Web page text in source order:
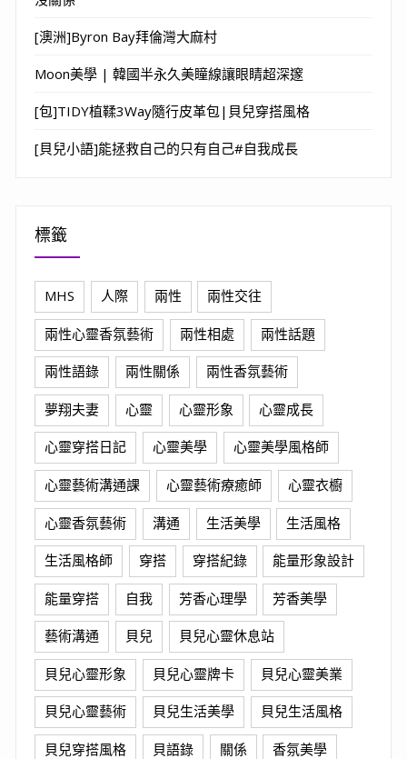
[澳洲]Byron Bay拜倫灣大麻村
Moon美學 | 韓國半永久美瞳線讓眼睛超深邃
[包]TIDY植鞣3Way隨行皮革包|貝兒穿搭風格
[貝兒小語]能拯救自己的只有自己#自我成長
標籤
MHS 人際 兩性 兩性交往
兩性心靈香氛藝術 兩性相處 兩性話題
兩性語錄 兩性關係 兩性香氛藝術
夢翔夫妻 心靈 心靈形象 心靈成長
心靈穿搭日記 心靈美學 心靈美學風格師
心靈藝術溝通課 心靈藝術療癒師 心靈衣櫥
心靈香氛藝術 溝通 生活美學 生活風格
生活風格師 穿搭 穿搭紀錄 能量形象設計
能量穿搭 自我 芳香心理學 芳香美學
藝術溝通 貝兒 貝兒心靈休息站
貝兒心靈形象 貝兒心靈牌卡 貝兒心靈美業
貝兒心靈藝術 貝兒生活美學 貝兒生活風格
貝兒穿搭風格 貝語錄 關係 香氛美學